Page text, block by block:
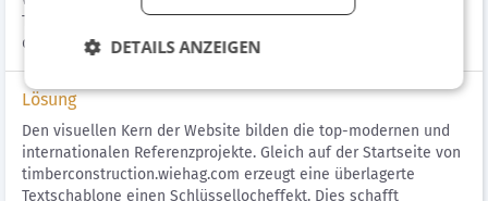
Timber Construction (kreativ & konstruktiv, wirtschaftlich &
qualitativ, flexibel & verlässlich) ins Web zu übertragen.
Lösung
Den visuellen Kern der Website bilden die top-modernen und
internationalen Referenzprojekte. Gleich auf der Startseite von
timberconstruction.wiehag.com erzeugt eine überlagerte
Textschablone einen Schlüssellocheffekt. Dies schafft
DETAILS ANZEIGEN